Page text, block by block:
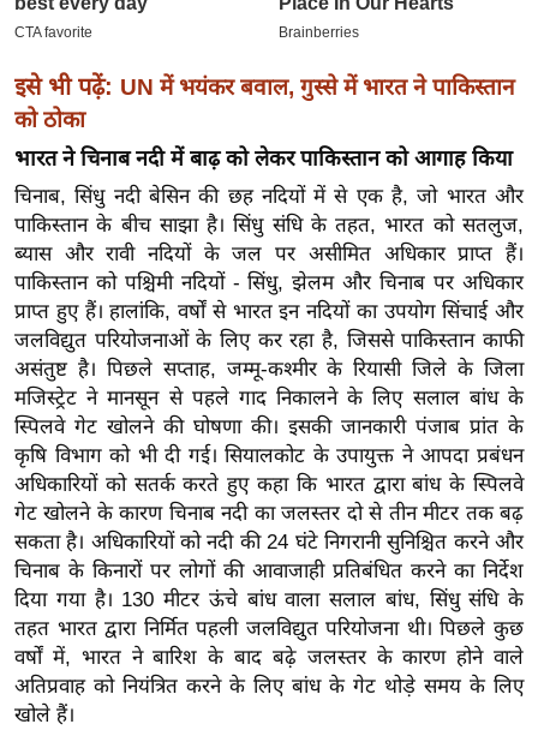
त
ग
इं
डि
सा
हि
त्य
ज
ग
त
ऑ
टो
व
र्ल्ड
न्यू
ज
ब्री
फ
म
नो
इसे भी पढ़ें: UN में भयंकर बवाल, गुस्से में भारत ने पाकिस्तान
को ठोका
भारत ने चिनाब नदी में बाढ़ को लेकर पाकिस्तान को आगाह किया
चिनाब, सिंधु नदी बेसिन की छह नदियों में से एक है, जो भारत और
पाकिस्तान के बीच साझा है। सिंधु संधि के तहत, भारत को सतलुज,
ब्यास और रावी नदियों के जल पर असीमित अधिकार प्राप्त हैं।
पाकिस्तान को पश्चिमी नदियों - सिंधु, झेलम और चिनाब पर अधिकार
प्राप्त हुए हैं। हालांकि, वर्षों से भारत इन नदियों का उपयोग सिंचाई और
जलविद्युत परियोजनाओं के लिए कर रहा है, जिससे पाकिस्तान काफी
असंतुष्ट है। पिछले सप्ताह, जम्मू-कश्मीर के रियासी जिले के जिला
मजिस्ट्रेट ने मानसून से पहले गाद निकालने के लिए सलाल बांध के
स्पिलवे गेट खोलने की घोषणा की। इसकी जानकारी पंजाब प्रांत के
कृषि विभाग को भी दी गई। सियालकोट के उपायुक्त ने आपदा प्रबंधन
अधिकारियों को सतर्क करते हुए कहा कि भारत द्वारा बांध के स्पिलवे
गेट खोलने के कारण चिनाब नदी का जलस्तर दो से तीन मीटर तक बढ़
सकता है। अधिकारियों को नदी की 24 घंटे निगरानी सुनिश्चित करने और
चिनाब के किनारों पर लोगों की आवाजाही प्रतिबंधित करने का निर्देश
दिया गया है। 130 मीटर ऊंचे बांध वाला सलाल बांध, सिंधु संधि के
तहत भारत द्वारा निर्मित पहली जलविद्युत परियोजना थी। पिछले कुछ
वर्षों में, भारत ने बारिश के बाद बढ़े जलस्तर के कारण होने वाले
अतिप्रवाह को नियंत्रित करने के लिए बांध के गेट थोड़े समय के लिए
खोले हैं।